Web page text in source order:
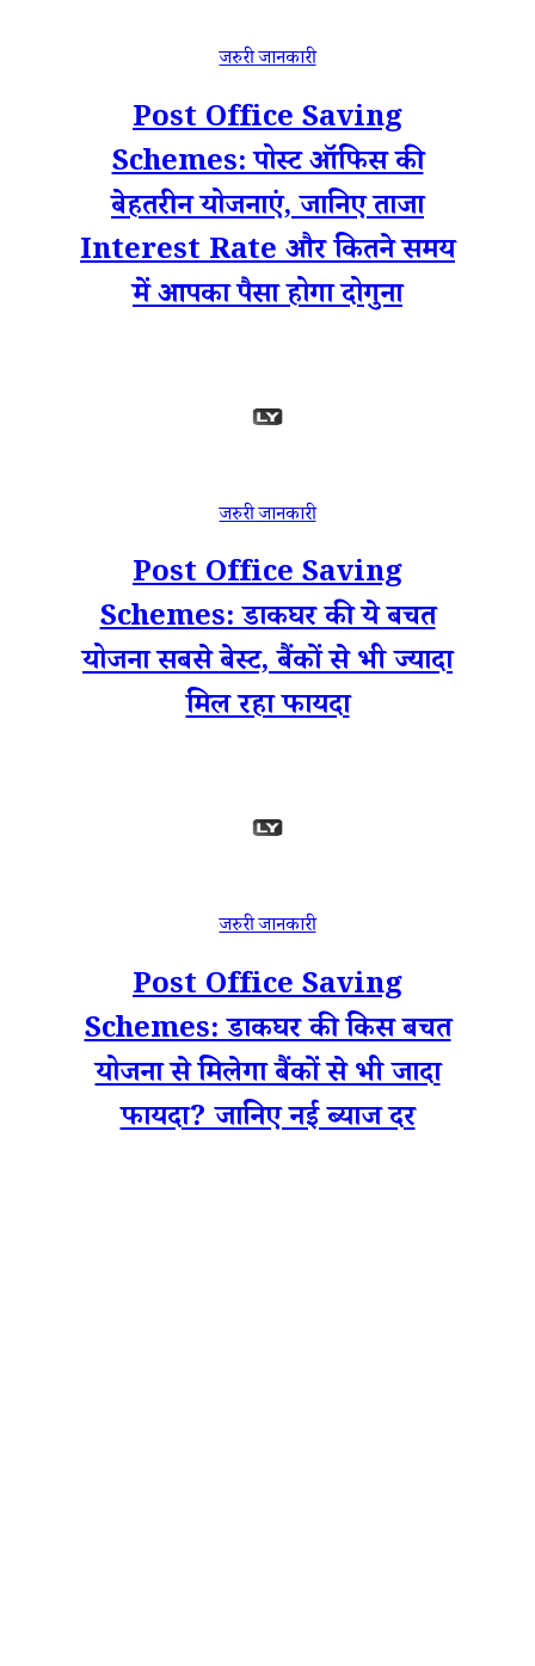
जरुरी जानकारी
Post Office Saving
Schemes: पोस्ट ऑफिस की
बेहतरीन योजनाएं, जानिए ताजा
Interest Rate और कितने समय
में आपका पैसा होगा दोगुना
जरुरी जानकारी
Post Office Saving
Schemes: डाकघर की ये बचत
योजना सबसे बेस्ट, बैंकों से भी ज्यादा
मिल रहा फायदा
जरुरी जानकारी
Post Office Saving
Schemes: डाकघर की किस बचत
योजना से मिलेगा बैंकों से भी जादा
फायदा? जानिए नई ब्याज दर